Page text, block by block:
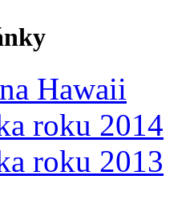
Hawaii
roku 2014
roku 2013